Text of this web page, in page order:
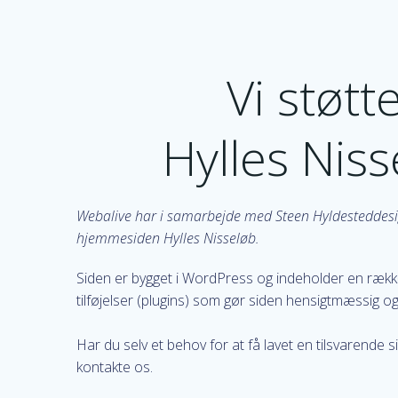
Vi
Hylles
Webalive har i samarbejde med Steen
hjemmesiden Hylles Nisseløb.
Siden er bygget i WordPress og indeholder en
tilføjelser (plugins) som gør siden hensigtmæssig
Har du selv et behov for at få lavet en tilsvarende
kontakte os.